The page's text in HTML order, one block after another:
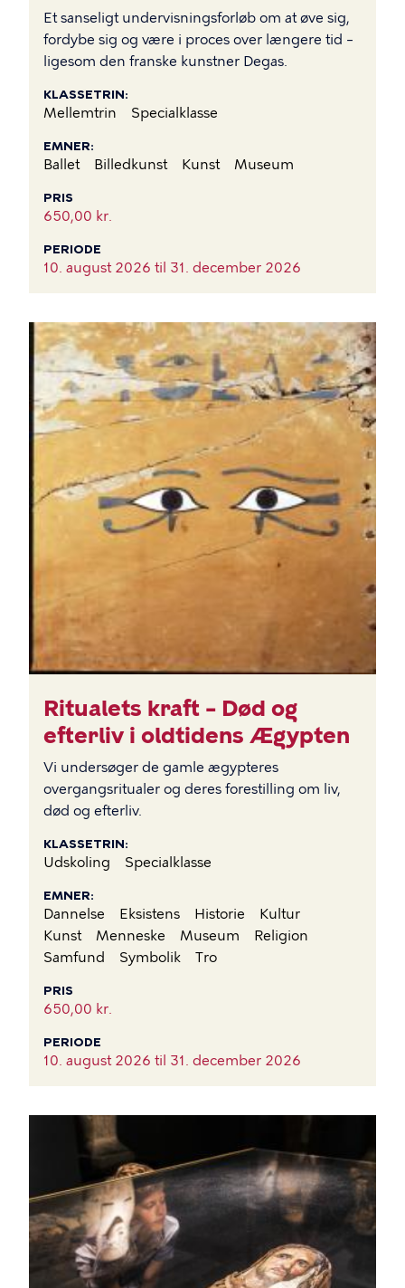
Et sanseligt undervisningsforløb om at øve sig,
fordybe sig og være i proces over længere tid –
ligesom den franske kunstner Degas.
KLASSETRIN
Mellemtrin Specialklasse
EMNER
Ballet Billedkunst Kunst Museum
PRIS
650,00 kr.
PERIODE
10. august 2026 til 31. december 2026
BILLEDE
Ritualets kraft – Død og
efterliv i oldtidens Ægypten
Vi undersøger de gamle ægypteres
overgangsritualer og deres forestilling om liv,
død og efterliv.
KLASSETRIN
Udskoling Specialklasse
EMNER
Dannelse Eksistens Historie
Kultur
Kunst
Menneske Museum
Religion
Samfund
Symbolik Tro
PRIS
650,00 kr.
PERIODE
10. august 2026 til 31. december 2026